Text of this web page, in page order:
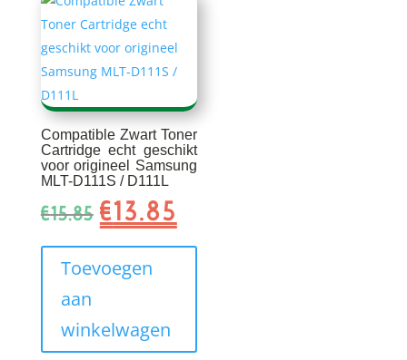
Compatible Zwart Toner
Cartridge echt geschikt
voor origineel Samsung
MLT-D111S / D111L
€15.85 Oorspronkelijke
prijs
was:
€15.85.
€13.85
prijs
is:
Toevoegen
aan
winkelwagen